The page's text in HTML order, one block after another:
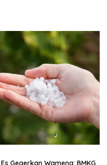
Gegerkan Wamena: BMKG